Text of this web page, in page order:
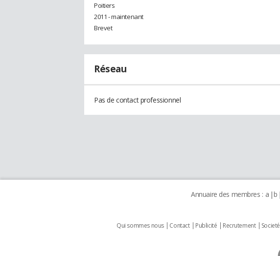
Poitiers
2011 - maintenant
Brevet
Réseau
Pas de contact professionnel
Annuaire des membres : a b
Qui sommes nous Contact Publicité Recrutement Societé